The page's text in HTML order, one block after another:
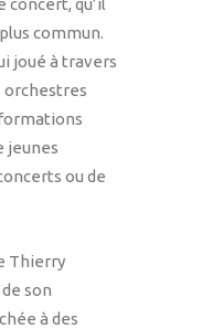
commun.
joué à travers
orchestres
jeunes
ou de
Thierry
de son
à des